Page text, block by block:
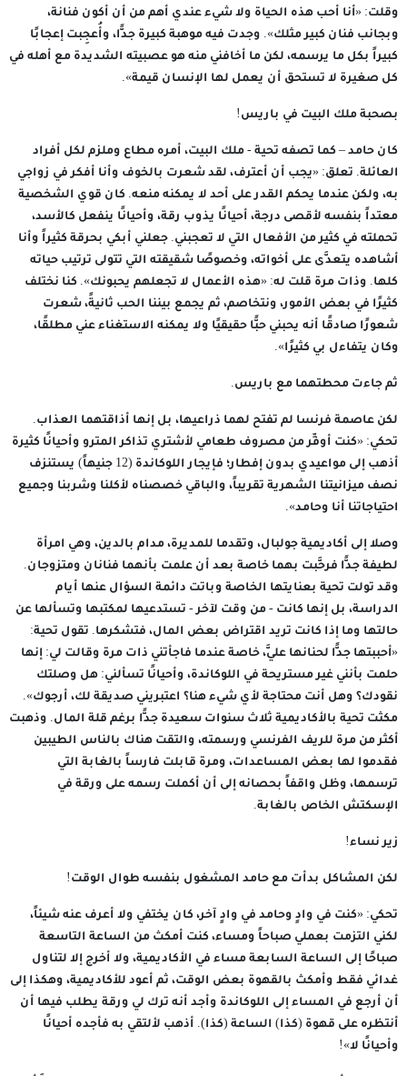
وقلت: «أنا أحب هذه الحياة ولا شيء عندي أهم من أن أكون فنانة،
وبجانب فنان كبير مثلك». وجدت فيه موهبة كبيرة جدًّا، وأُعجِبت إعجابًا
كبيراً بكل ما يرسمه، لكن ما أخافني منه هو عصبيته الشديدة مع أهله في
كل صغيرة لا تستحق أن يعمل لها الإنسان قيمة».
بصحبة ملك البيت في باريس!
كان حامد – كما تصفه تحية - ملك البيت، أمره مطاع وملزم لكل أفراد
العائلة. تعلق: «يجب أن أعترف، لقد شعرت بالخوف وأنا أفكر في زواجي
به، ولكن عندما يحكم القدر على أحد لا يمكنه منعه. كان قوي الشخصية
معتداً بنفسه لأقصى درجة، أحيانًا يذوب رقة، وأحيانًا ينفعل كالأسد،
تحملته في كثير من الأفعال التي لا تعجبني. جعلني أبكي بحرقة كثيراً وأنا
أشاهده يتعدَّى على أخواته، وخصوصًا شقيقته التي تتولى ترتيب حياته
كلها. وذات مرة قلت له: «هذه الأعمال لا تجعلهم يحبونك». كنا نختلف
كثيرًا في بعض الأمور، ونتخاصم، ثم يجمع بيننا الحب ثانيةً، شعرت
شعورًا صادقًا أنه يحبني حبًّا حقيقيًا ولا يمكنه الاستغناء عني مطلقًا،
وكان يتفاءل بي كثيرًا».
ثم جاءت محطتهما مع باريس.
لكن عاصمة فرنسا لم تفتح لهما ذراعيها، بل إنها أذاقتهما العذاب.
تحكي: «كنت أوفِّر من مصروف طعامي لأشتري تذاكر المترو وأحيانًا كثيرة
أذهب إلى مواعيدي بدون إفطار؛ فإيجار اللوكاندة (12 جنيهاً) يستنزف
نصف ميزانيتنا الشهرية تقريباً، والباقي خصصناه لأكلنا وشربنا وجميع
احتياجاتنا أنا وحامد».
وصلا إلى أكاديمية جولبال، وتقدما للمديرة، مدام بالدين، وهي امرأة
لطيفة جدًّا فرحَّبت بهما خاصة بعد أن علمت بأنهما فنانان ومتزوجان.
وقد تولت تحية بعنايتها الخاصة وباتت دائمة السؤال عنها أيام
الدراسة، بل إنها كانت - من وقت لآخر - تستدعيها لمكتبها وتسألها عن
حالتها وما إذا كانت تريد اقتراض بعض المال، فتشكرها. تقول تحية:
«أحببتها جدًّا لحنانها عليَّ، خاصة عندما فاجأتني ذات مرة وقالت لي: إنها
حلمت بأنني غير مستريحة في اللوكاندة، وأحيانًا تسألني: هل وصلتك
نقودك؟ وهل أنت محتاجة لأي شيء هنا؟ اعتبريني صديقة لك، أرجوك».
مكثت تحية بالأكاديمية ثلاث سنوات سعيدة جدًّا برغم قلة المال. وذهبت
أكثر من مرة للريف الفرنسي ورسمته، والتقت هناك بالناس الطيبين
فقدموا لها بعض المساعدات، ومرة قابلت فارساً بالغابة التي
ترسمها، وظل واقفاً بحصانه إلى أن أكملت رسمه على ورقة في
الإسكتش الخاص بالغابة.
زير نساء!
لكن المشاكل بدأت مع حامد المشغول بنفسه طوال الوقت!
تحكي: «كنت في وادٍ وحامد في وادٍ آخر، كان يختفي ولا أعرف عنه شيئاً،
لكني التزمت بعملي صباحاً ومساء، كنت أمكث من الساعة التاسعة
صباحًا إلى الساعة السابعة مساء في الأكاديمية، ولا أخرج إلا لتناول
غدائي فقط وأمكث بالقهوة بعض الوقت، ثم أعود للأكاديمية، وهكذا إلى
أن أرجع في المساء إلى اللوكاندة وأجد أنه ترك لي ورقة يطلب فيها أن
أنتظره على قهوة (كذا) الساعة (كذا). أذهب لألتقي به فأجده أحيانًا
وأحيانًا لا»!